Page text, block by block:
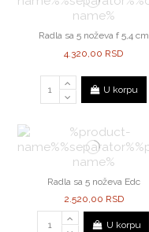
Radla sa 5 noževa f 5,4 cm
4.320,00 RSD
U korpu
Radla sa 5 noževa Edc
2.520,00 RSD
U korpu